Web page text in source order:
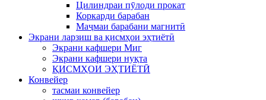
Цилиндраи пӯлоди прокат
Коркарди барабан
Маҷмаи барабани магнитӣ
Экрани ларзиш ва қисмҳои эҳтиётӣ
Экрани кафшери Миг
Экрани кафшери нуқта
ҚИСМҲОИ ЭҲТИЁТӢ
Конвейер
тасмаи конвейер